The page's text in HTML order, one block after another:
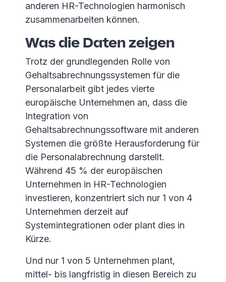
anderen HR-Technologien harmonisch
zusammenarbeiten können.
Was die Daten zeigen
Trotz der grundlegenden Rolle von
Gehaltsabrechnungssystemen für die
Personalarbeit gibt jedes vierte
europäische Unternehmen an, dass die
Integration von
Gehaltsabrechnungssoftware mit anderen
Systemen die größte Herausforderung für
die Personalabrechnung darstellt.
Während 45 % der europäischen
Unternehmen in HR-Technologien
investieren, konzentriert sich nur 1 von 4
Unternehmen derzeit auf
Systemintegrationen oder plant dies in
Kürze.
Und nur 1 von 5 Unternehmen plant,
mittel- bis langfristig in diesen Bereich zu